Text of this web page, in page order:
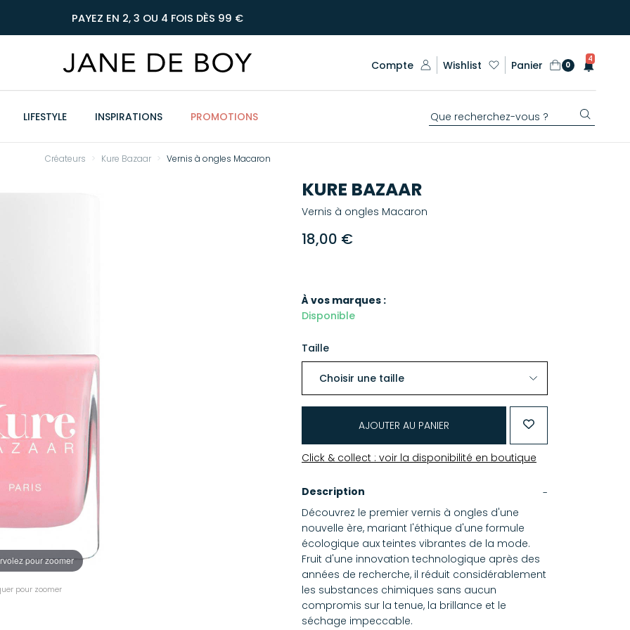
PAYEZ EN 2, 3 OU 4 FOIS DÈS 99 €
Compte Wishlist Panier 0
4
LIFESTYLE INSPIRATIONS PROMOTIONS
Créateurs Kure Bazaar Vernis à ongles Macaron
pour zoomer
pour zoomer
KURE BAZAAR
Vernis à ongles Macaron
18,00 €
À vos marques :
Disponible
Taille
AJOUTER AU PANIER
Click & collect : voir la disponibilité en boutique
Description
Découvrez le premier vernis à ongles d'une
nouvelle ère, mariant l'éthique d'une formule
écologique aux teintes vibrantes de la mode.
Fruit d'une innovation technologique après des
années de recherche, il réduit considérablement
les substances chimiques sans aucun
compromis sur la tenue, la brillance et le
séchage impeccable.